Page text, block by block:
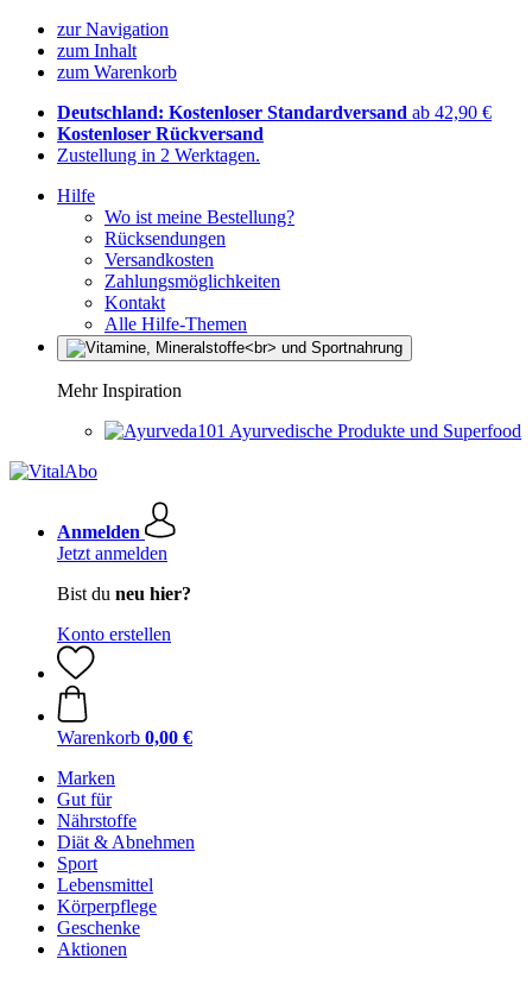
zur Navigation
zum Inhalt
zum Warenkorb
Deutschland: Kostenloser Standardversand ab 42,90 €
Kostenloser Rückversand
Zustellung in 2 Werktagen.
Hilfe
Wo ist meine Bestellung?
Rücksendungen
Versandkosten
Zahlungsmöglichkeiten
Kontakt
Alle Hilfe-Themen
Mehr Inspiration
Ayurvedische Produkte und Superfood
Anmelden
Jetzt anmelden
Bist du neu hier?
Konto erstellen
Warenkorb 0,00 €
Marken
Gut für
Nährstoffe
Diät & Abnehmen
Sport
Lebensmittel
Körperpflege
Geschenke
Aktionen